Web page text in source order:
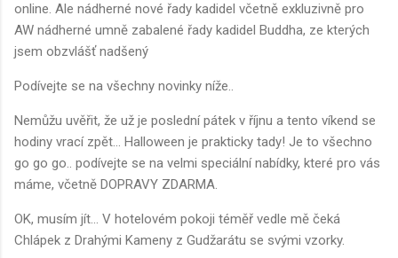
online. Ale nádherné nové řady kadidel včetně exkluzivně pro
AW nádherné umně zabalené řady kadidel Buddha, ze kterých
jsem obzvlášť nadšený
Podívejte se na všechny novinky níže..
Nemůžu uvěřit, že už je poslední pátek v říjnu a tento víkend se
hodiny vrací zpět... Halloween je prakticky tady! Je to všechno
go go go.. podívejte se na velmi speciální nabídky, které pro vás
máme, včetně DOPRAVY ZDARMA.
OK, musím jít... V hotelovém pokoji téměř vedle mě čeká
Chlápek z Drahými Kameny z Gudžarátu se svými vzorky.